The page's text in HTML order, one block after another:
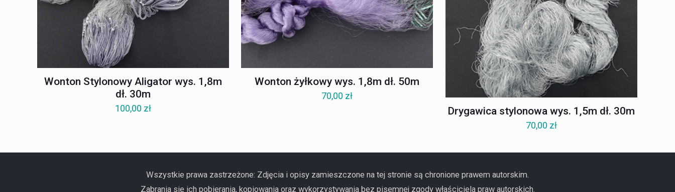
Wonton Stylonowy Aligator wys. 1,8m
dł. 30m
100,00 zł
Wonton żyłkowy wys. 1,8m dł. 50m
70,00 zł
Drygawica stylonowa wys. 1,5m dł. 30m
70,00 zł
Wszystkie prawa zastrzeżone: Zdjęcia i opisy zamieszczone na tej stronie są chronione prawem autorskim.
Zabrania się ich pobierania, kopiowania oraz wykorzystywania bez pisemnej zgody właściciela praw autorskich.